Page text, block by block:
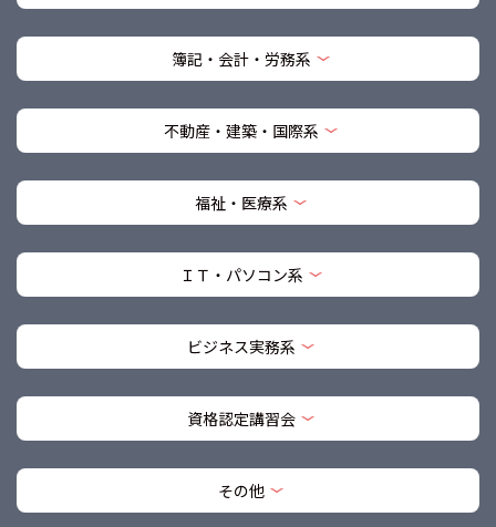
簿記・会計・労務系
不動産・建築・国際系
福祉・医療系
ＩＴ・パソコン系
ビジネス実務系
資格認定講習会
その他